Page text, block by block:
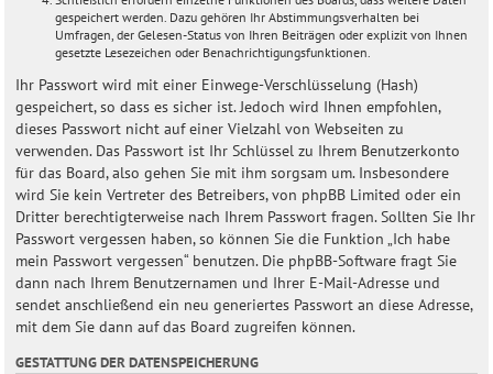
gespeichert werden. Dazu gehören Ihr Abstimmungsverhalten bei
Umfragen, der Gelesen-Status von Ihren Beiträgen oder explizit von Ihnen
gesetzte Lesezeichen oder Benachrichtigungsfunktionen.
Ihr Passwort wird mit einer Einwege-Verschlüsselung (Hash)
gespeichert, so dass es sicher ist. Jedoch wird Ihnen empfohlen,
dieses Passwort nicht auf einer Vielzahl von Webseiten zu
verwenden. Das Passwort ist Ihr Schlüssel zu Ihrem Benutzerkonto
für das Board, also gehen Sie mit ihm sorgsam um. Insbesondere
wird Sie kein Vertreter des Betreibers, von phpBB Limited oder ein
Dritter berechtigterweise nach Ihrem Passwort fragen. Sollten Sie Ihr
Passwort vergessen haben, so können Sie die Funktion „Ich habe
mein Passwort vergessen“ benutzen. Die phpBB-Software fragt Sie
dann nach Ihrem Benutzernamen und Ihrer E-Mail-Adresse und
sendet anschließend ein neu generiertes Passwort an diese Adresse,
mit dem Sie dann auf das Board zugreifen können.
GESTATTUNG DER DATENSPEICHERUNG